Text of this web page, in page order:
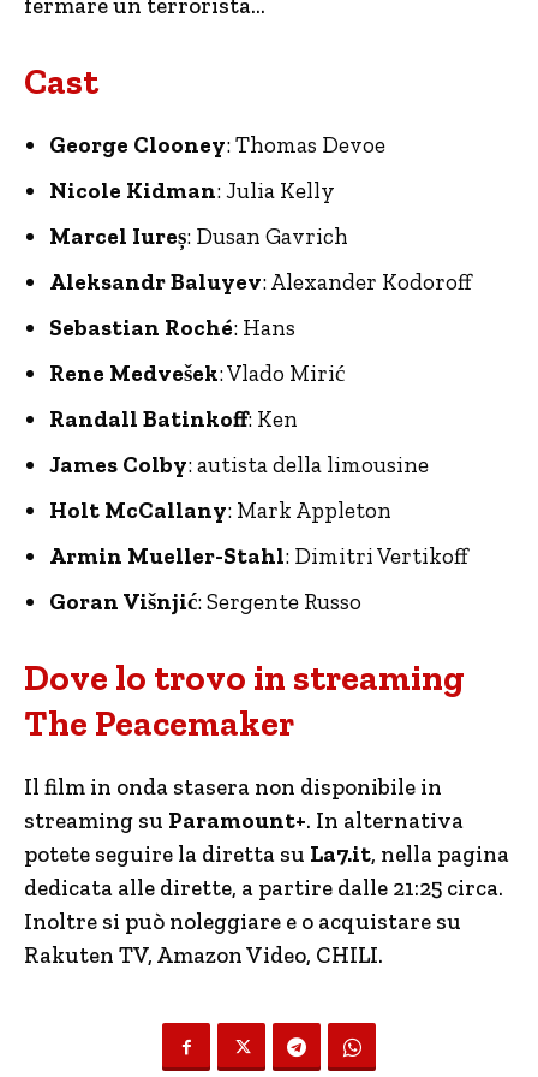
Cast
George Clooney: Thomas Devoe
Nicole Kidman: Julia Kelly
Marcel Iureș: Dusan Gavrich
Aleksandr Baluyev: Alexander Kodoroff
Sebastian Roché: Hans
Rene Medvešek: Vlado Mirić
Randall Batinkoff: Ken
James Colby: autista della limousine
Holt McCallany: Mark Appleton
Armin Mueller-Stahl: Dimitri Vertikoff
Goran Višnjić: Sergente Russo
Dove lo trovo in streaming
The Peacemaker
Il film in onda stasera non disponibile in
streaming su Paramount+. In alternativa
potete seguire la diretta su La7.it, nella pagina
dedicata alle dirette, a partire dalle 21:25 circa.
Inoltre si può noleggiare e o acquistare su
Rakuten TV, Amazon Video, CHILI.